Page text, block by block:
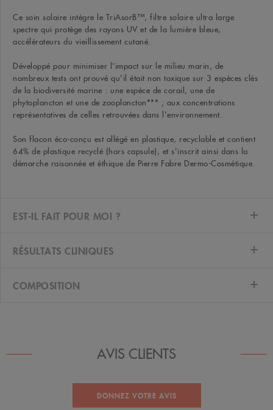
Ce soin solaire intègre le TriAsorB™, filtre solaire ultra large
spectre qui protège des rayons UV et de la lumière bleue,
accélérateurs du vieillissement cutané.
Développé pour minimiser l'impact sur le milieu marin, de
nombreux tests ont prouvé qu'il était non toxique sur 3 espèces clés
de la biodiversité marine : une espèce de corail, une de
phytoplancton et une de zooplancton*** ; aux concentrations
représentatives de celles retrouvées dans l'environnement.
Son flacon éco-conçu est allégé en plastique, recyclable et contient
64% de plastique recyclé (hors capsule), et s'inscrit ainsi dans la
démarche raisonnée et éthique de Pierre Fabre Dermo-Cosmétique.
EST-IL FAIT POUR MOI ?
RÉSULTATS CLINIQUES
COMPOSITION
AVIS CLIENTS
DONNEZ VOTRE AVIS